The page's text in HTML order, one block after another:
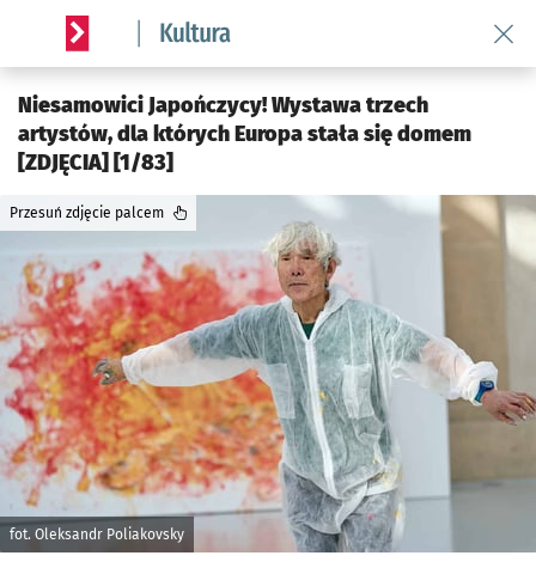
Serwis informacyjny wroclaw.pl podserwis: Kultura
Niesamowici Japończycy! Wystawa trzech
artystów, dla których Europa stała się domem
[ZDJĘCIA] [1/83]
fot. Oleksandr Poliakovsky
Przesuń zdjęcie palcem